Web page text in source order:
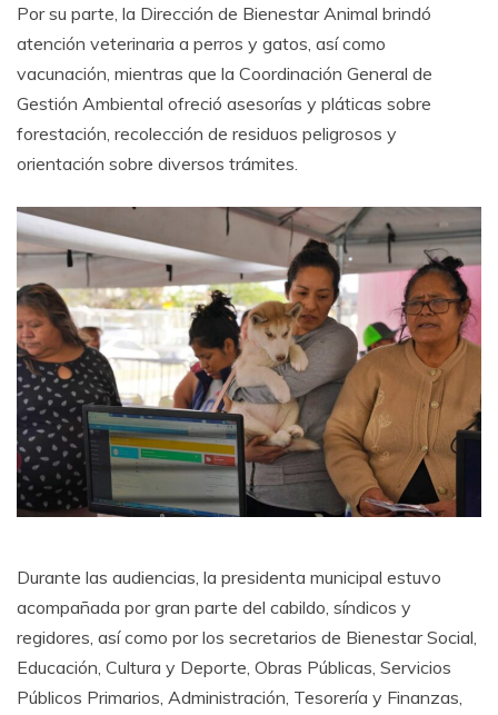
Por su parte, la Dirección de Bienestar Animal brindó
atención veterinaria a perros y gatos, así como
vacunación, mientras que la Coordinación General de
Gestión Ambiental ofreció asesorías y pláticas sobre
forestación, recolección de residuos peligrosos y
orientación sobre diversos trámites.
Durante las audiencias, la presidenta municipal estuvo
acompañada por gran parte del cabildo, síndicos y
regidores, así como por los secretarios de Bienestar Social,
Educación, Cultura y Deporte, Obras Públicas, Servicios
Públicos Primarios, Administración, Tesorería y Finanzas,